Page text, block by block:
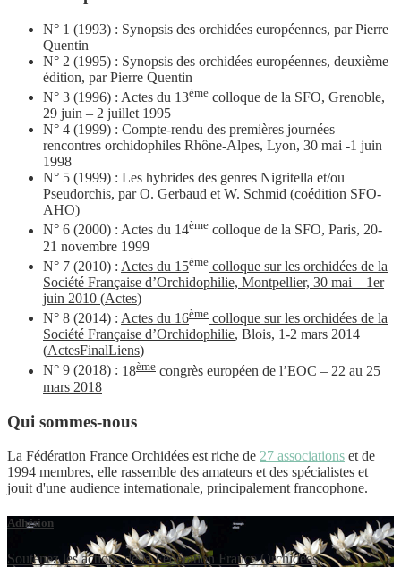
N° 1 (1993) : Synopsis des orchidées européennes, par Pierre
Quentin
N° 2 (1995) : Synopsis des orchidées européennes, deuxième
édition, par Pierre Quentin
N° 3 (1996) : Actes du 13ème colloque de la SFO, Grenoble,
29 juin – 2 juillet 1995
N° 4 (1999) : Compte-rendu des premières journées
rencontres orchidophiles Rhône-Alpes, Lyon, 30 mai -1 juin
1998
N° 5 (1999) : Les hybrides des genres Nigritella et/ou
Pseudorchis, par O. Gerbaud et W. Schmid (coédition SFO-
AHO)
N° 6 (2000) : Actes du 14ème colloque de la SFO, Paris, 20-
21 novembre 1999
N° 7 (2010) : Actes du 15ème colloque sur les orchidées de la
Société Française d’Orchidophilie, Montpellier, 30 mai – 1er
juin 2010 (Actes)
N° 8 (2014) : Actes du 16ème colloque sur les orchidées de la
Société Française d’Orchidophilie, Blois, 1-2 mars 2014
(ActesFinalLiens)
N° 9 (2018) : 18ème congrès européen de l’EOC – 22 au 25
mars 2018
Qui sommes-nous
La Fédération France Orchidées est riche de 27 associations et de
1994 membres, elle rassemble des amateurs et des spécialistes et
jouit d'une audience internationale, principalement francophone.
Adhésion
Soutenez les actions de la Fédération France Orchidées